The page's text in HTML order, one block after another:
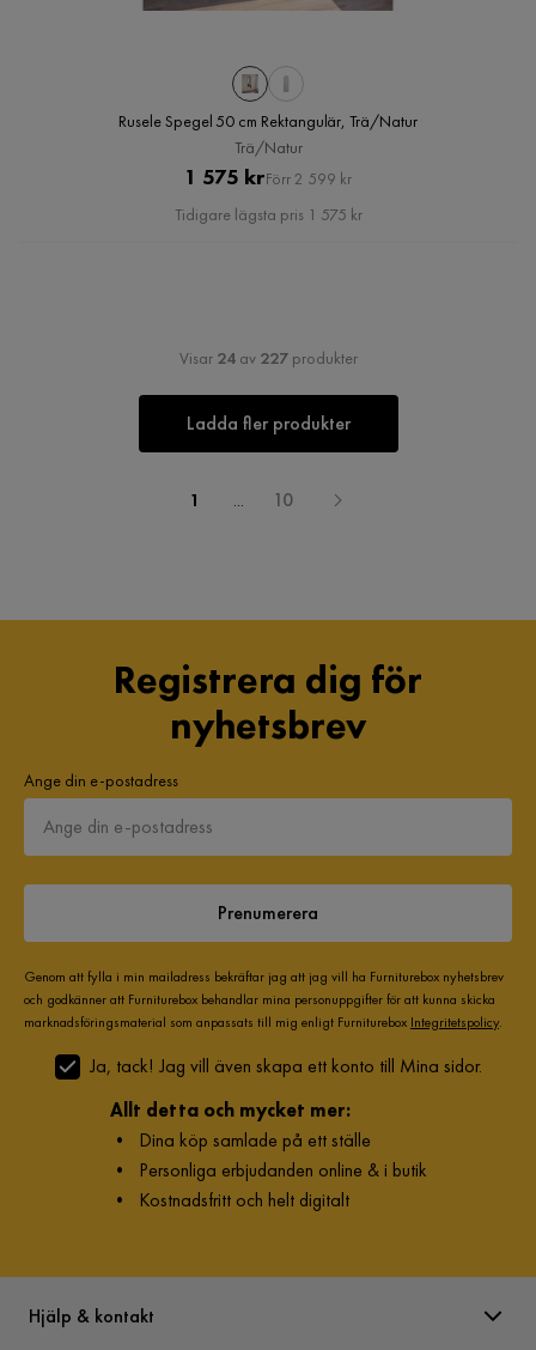
Rusele Spegel 50 cm Rektangulär, Trä/Natur
Trä/Natur
Pris
1 575 krOriginal
Pris
Förr 2 599 kr
Tidigare lägsta pris 1 575 kr
Visar 24av 227produkter
Ladda fler produkter
1 ... 10
Registrera dig för
nyhetsbrev
Ange din e-postadress
Prenumerera
Genom att fylla i min mailadress bekräftar jag att jag vill ha Furniturebox nyhetsbrev
och godkänner att Furniturebox behandlar mina personuppgifter för att kunna skicka
marknadsföringsmaterial som anpassats till mig enligt Furniturebox Integritetspolicy.
Ja, tack! Jag vill även skapa ett konto till Mina sidor.
Allt detta och mycket mer:
• Dina köp samlade på ett ställe
• Personliga erbjudanden online & i butik
• Kostnadsfritt och helt digitalt
Hjälp & kontakt